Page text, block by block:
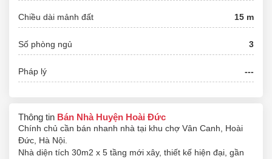
Chiều dài mảnh đất 15 m
Số phòng ngủ 3
Pháp lý ---
Thông tin Bán Nhà Huyện Hoài Đức
Chính chủ cần bán nhanh nhà tại khu chợ Vân Canh, Hoài
Đức, Hà Nội.
Nhà diện tích 30m2 x 5 tầng mới xây, thiết kế hiện đại, gần